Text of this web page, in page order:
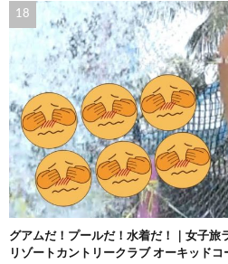
グアムだ！プールだ！水着だ！｜女子旅
リゾートカントリークラブ オーキッドコ